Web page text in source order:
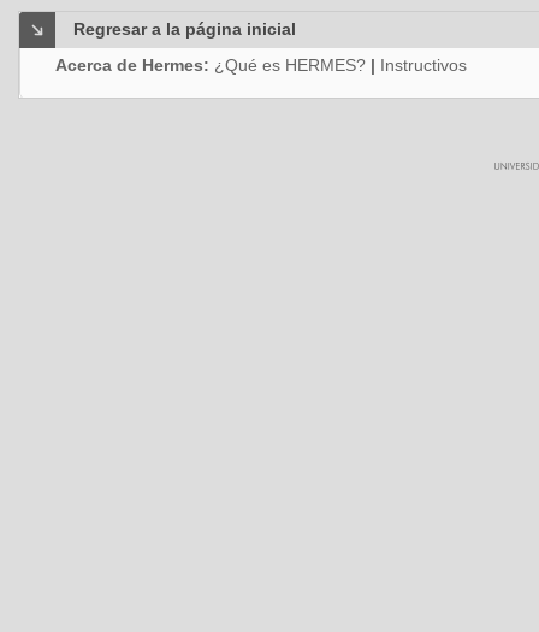
Regresar a la página inicial
Acerca de Hermes: ¿Qué es HERMES? | Instructivos